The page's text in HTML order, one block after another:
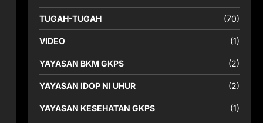
TUGAH-TUGAH (70)
VIDEO (1)
YAYASAN BKM GKPS (2)
YAYASAN IDOP NI UHUR (2)
YAYASAN KESEHATAN GKPS (1)